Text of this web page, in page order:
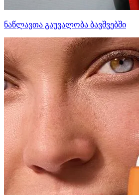
ნაწლავთა გაუვალობა ბავშვებში